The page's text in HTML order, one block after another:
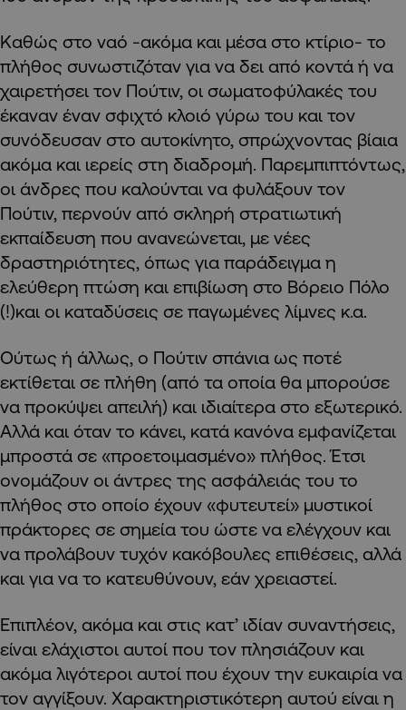
Καθώς στο ναό -ακόμα και μέσα στο κτίριο- το
πλήθος συνωστιζόταν για να δει από κοντά ή να
χαιρετήσει τον Πούτιν, οι σωματοφύλακές του
έκαναν έναν σφιχτό κλοιό γύρω του και τον
συνόδευσαν στο αυτοκίνητο, σπρώχνοντας βίαια
ακόμα και ιερείς στη διαδρομή. Παρεμπιπτόντως,
οι άνδρες που καλούνται να φυλάξουν τον
Πούτιν, περνούν από σκληρή στρατιωτική
εκπαίδευση που ανανεώνεται, με νέες
δραστηριότητες, όπως για παράδειγμα η
ελεύθερη πτώση και επιβίωση στο Βόρειο Πόλο
(!)και οι καταδύσεις σε παγωμένες λίμνες κ.α.
Ούτως ή άλλως, ο Πούτιν σπάνια ως ποτέ
εκτίθεται σε πλήθη (από τα οποία θα μπορούσε
να προκύψει απειλή) και ιδιαίτερα στο εξωτερικό.
Αλλά και όταν το κάνει, κατά κανόνα εμφανίζεται
μπροστά σε «προετοιμασμένο» πλήθος. Έτσι
ονομάζουν οι άντρες της ασφάλειάς του το
πλήθος στο οποίο έχουν «φυτευτεί» μυστικοί
πράκτορες σε σημεία του ώστε να ελέγχουν και
να προλάβουν τυχόν κακόβουλες επιθέσεις, αλλά
και για να το κατευθύνουν, εάν χρειαστεί.
Επιπλέον, ακόμα και στις κατ’ ιδίαν συναντήσεις,
είναι ελάχιστοι αυτοί που τον πλησιάζουν και
ακόμα λιγότεροι αυτοί που έχουν την ευκαιρία να
τον αγγίξουν. Χαρακτηριστικότερη αυτού είναι η